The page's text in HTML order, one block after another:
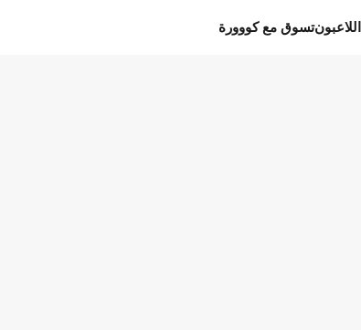
اللاعبونتسوق مع كووورة